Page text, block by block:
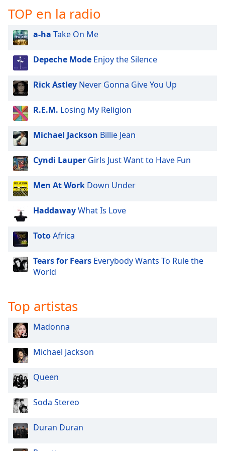
dialog
Escape
cancel
and
close
window.
Color
Opacity
Text
Background
Color
Opacity
Color
Opacity
Size
Text
Style
TOP en la radio
a-ha Take On Me
Depeche Mode Enjoy the Silence
Rick Astley Never Gonna Give You Up
R.E.M. Losing My Religion
Michael Jackson Billie Jean
Cyndi Lauper Girls Just Want to Have Fun
Men At Work Down Under
HaddawayWhat Is Love
TotoAfrica
Tears for Fears Everybody Wants To Rule the
World
Top artistas
Madonna
Michael Jackson
Queen
Soda Stereo
Duran Duran